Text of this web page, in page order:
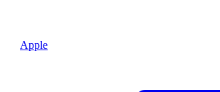
Apple